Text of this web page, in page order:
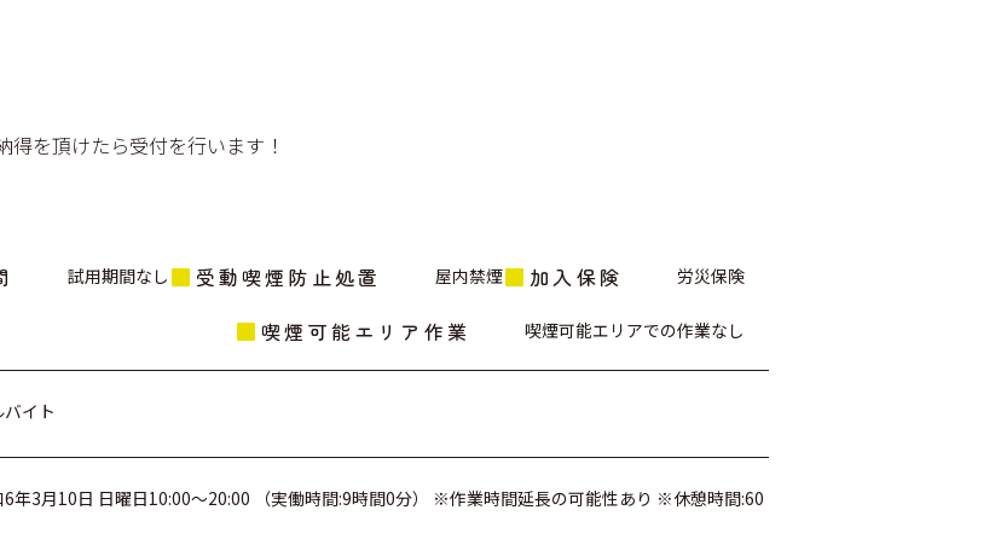
を頂けたら受付を行います！
試用期間なし 受動喫煙防止処置 屋内禁煙 加入保険 労災保険
喫煙可能エリア作業 喫煙可能エリアでの作業なし
バイト
6年3月10日 日曜日10:00～20:00 （実働時間:9時間0分） ※作業時間延長の可能性あり ※休憩時間:60